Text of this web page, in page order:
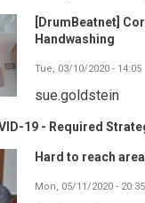
[DrumBeatnet]
Handwashing
Tue, 03/10/2020 - 14:05
sue.goldstein
19 - Required
Hard to reach
Mon, 05/11/2020 - 20:35